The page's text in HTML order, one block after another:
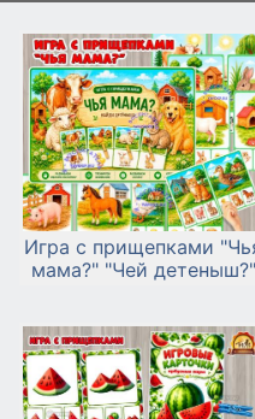
Игра с прищепками
мама?" "Чей детеныш?"